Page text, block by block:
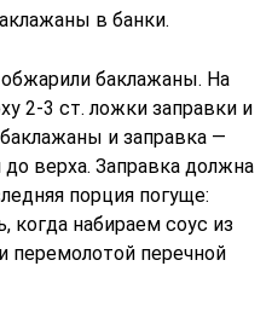
в банки.
обжарили баклажаны. На
2-3 ст. ложки заправки и
и заправка —
верха. Заправка должна
порция погуще:
набираем соус из
перемолотой перечной